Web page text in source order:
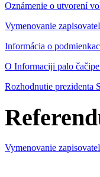
Oznámenie o utvorení
Vymenovanie
Informácia o
O Informaciji palo
Rozhodnutie prezidenta
Vymenovanie